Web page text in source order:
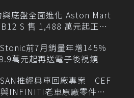
與底盤全面進化 Aston Mart
S 售 1,488 萬元起正式
前7月銷量年增145%
萬元起再送電子後視鏡
推經典車回廠專案 CEF
INFINITI老車原廠零件最